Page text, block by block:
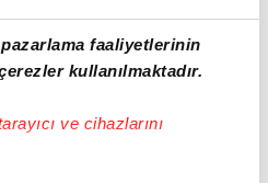
faaliyetlerinin
kullanılmaktadır.
ve cihazlarını
Fenerbahçenin haklı
alamıyor. Yayın hakkı
hepsi kulübümüzün
olan maddi kaynakları
bunlarla ilgili